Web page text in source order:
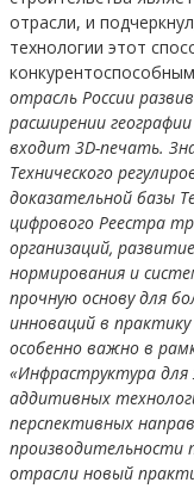
отрасли, и
технологии этот
отрасль России
расширении
входит 3D-печать.
Технического
доказательной базы
цифрового Реестра
организаций,
нормирования и
прочную основу для
инноваций в
особенно важно в
«Инфраструктура
аддитивных
перспективных
отрасли новый